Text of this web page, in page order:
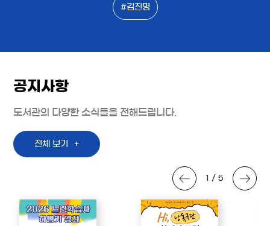
#김진명
공지사항
도서관의 다양한 소식들을 전해드립니다.
전체 보기
1 / 5